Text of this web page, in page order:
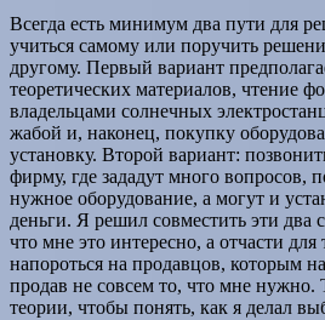
Всегда есть минимум два пути для
учиться самому или поручить
другому. Первый вариант
теоретических материалов, чтение
владельцами солнечных
жабой и, наконец, покупку
установку. Второй вариант:
фирму, где зададут много вопросов,
нужное оборудование, а могут и
деньги. Я решил совместить эти два
что мне это интересно, а отчасти для
напороться на продавцов, которым
продав не совсем то, что мне нужно.
теории, чтобы понять, как я делал